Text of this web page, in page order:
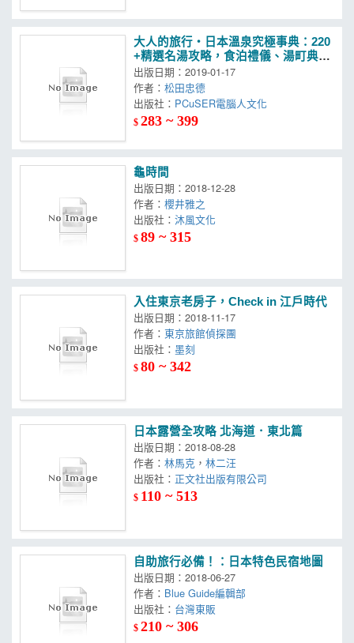
大人的旅行‧日本溫泉究極事典：220
+精選名湯攻略，食泊禮儀、湯町典
故、泉質評比，全日本溫泉深度案內
出版日期：2019-01-17
作者：松田忠德
出版社：
$283 ~ 399
龜時間
出版日期：2018-12-28
作者：櫻井雅之
出版社：
$89 ~ 315
入住東京老房子，Check in 江戶時代
出版日期：2018-11-17
作者：東京旅館偵探團
出版社：
$80 ~ 342
日本露營全攻略 北海道．東北篇
出版日期：2018-08-28
作者：林馬克 ，林二汪
出版社：
$ 110 ~ 513
自助旅行必備！：日本特色民宿地圖
出版日期：2018-06-27
作者： Blue Guide編輯部
出版社：
$210 ~ 306